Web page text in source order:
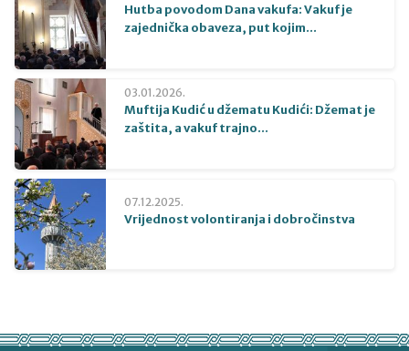
Hutba povodom Dana vakufa: Vakuf je
zajednička obaveza, put kojim...
03.01.2026.
Muftija Kudić u džematu Kudići: Džemat je
zaštita, a vakuf trajno...
07.12.2025.
Vrijednost volontiranja i dobročinstva